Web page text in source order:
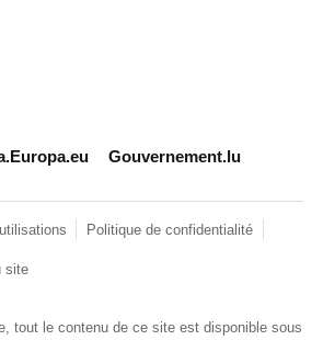
data.public.lu
Gouvernement.lu
Politique de confidentialité
site
tout le contenu de ce site est disponible sous